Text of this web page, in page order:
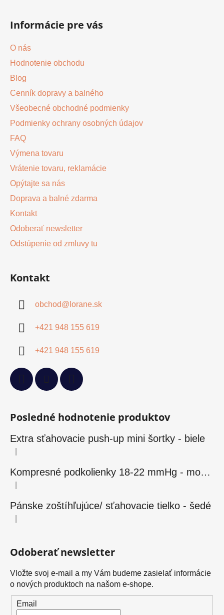
Informácie pre vás
O nás
Hodnotenie obchodu
Blog
Cenník dopravy a balného
Všeobecné obchodné podmienky
Podmienky ochrany osobných údajov
FAQ
Výmena tovaru
Vrátenie tovaru, reklamácie
Opýtajte sa nás
Doprava a balné zdarma
Kontakt
Odoberať newsletter
Odstúpenie od zmluvy tu
Kontakt
obchod@ lorane.sk
+421 948 155 619
+421 948 155 619
Posledné hodnotenie produktov
Extra sťahovacie push-up mini šortky - biele
Hodnotenie produktu je 5 z 5 hviezdičiek.
Kompresné podkolienky 18-22 mmHg - modré
Hodnotenie produktu je 5 z 5 hviezdičiek.
Pánske zoštíhľujúce/ sťahovacie tielko - šedé
Hodnotenie produktu je 5 z 5 hviezdičiek.
Odoberať newsletter
Vložte svoj e-mail a my Vám budeme zasielať informácie
o nových produktoch na našom e-shope.
Email